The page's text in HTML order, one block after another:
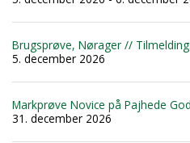
Brugsprøve, Nørager //
5. december 2026
Markprøve Novice på Pajhede
31. december 2026